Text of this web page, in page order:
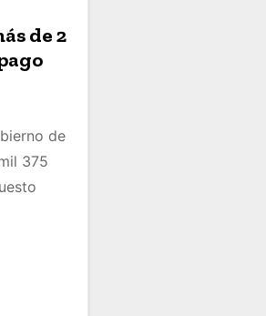
de 2
de
375